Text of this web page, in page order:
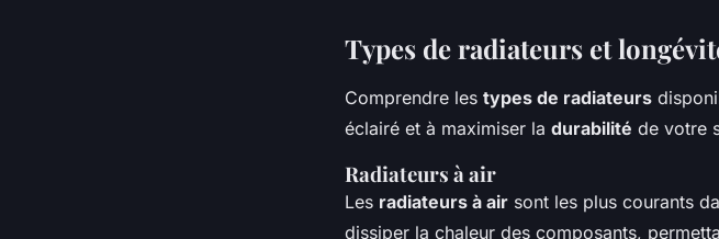
Types de radiateurs et
Comprendre les types de radiateurs
éclairé et à maximiser la durabilité de votre
Radiateurs à air
Les radiateurs à air sont les plus courants
dissiper la chaleur des composants,